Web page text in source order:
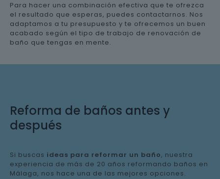
Para hacer una combinación efectiva que te ofrezca
el resultado que esperas, puedes contactarnos. Nos
adaptamos a tu presupuesto y te ofrecemos un buen
acabado según el tipo de trabajo de renovación de
baño que tengas en mente.
Reforma de baños antes y
después
Si buscas ideas para reformar un baño, nuestra
experiencia de más de 20 años reformando baños en
Málaga, nos hace una de las mejores opciones.